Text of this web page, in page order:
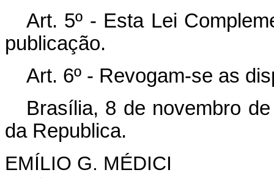
Art. 5º - Esta Lei
publicação.
Art. 6º - Revogam-se as
Brasília, 8 de novembro
da Republica.
EMÍLIO G. MÉDICI